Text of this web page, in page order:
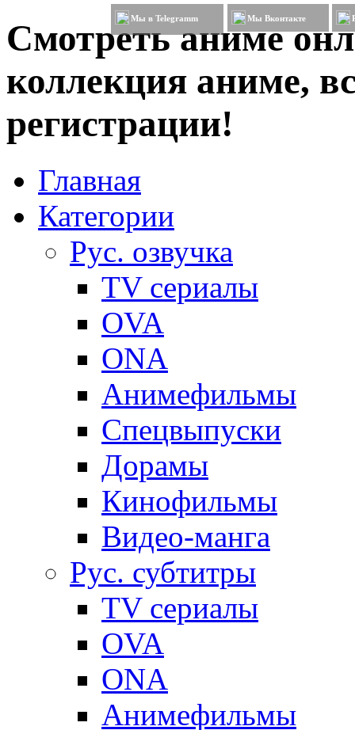
Смотреть аниме
коллекция аниме,
регистрации!
Мы в Telegramm Мы Вконтакте
Главная
Категории
Рус. озвучка
TV сериалы
OVA
ONA
Анимефильмы
Спецвыпуски
Дорамы
Кинофильмы
Видео-манга
Рус. субтитры
TV сериалы
OVA
ONA
Анимефильмы